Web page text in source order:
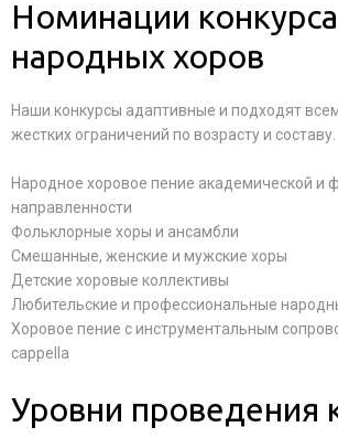
Номинации конкурса
народных хоров
Наши конкурсы адаптивные и подходят
жестких ограничений по возрасту и составу.
Народное хоровое пение академической и
направленности
Фольклорные хоры и ансамбли
Смешанные, женские и мужские хоры
Детские хоровые коллективы
Любительские и профессиональные
Хоровое пение с инструментальным
cappella
Уровни проведения